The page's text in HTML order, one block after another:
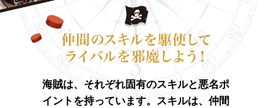
海賊は、それぞれ固有のスキルと悪名ポ
イントを持っています。スキルは、仲間